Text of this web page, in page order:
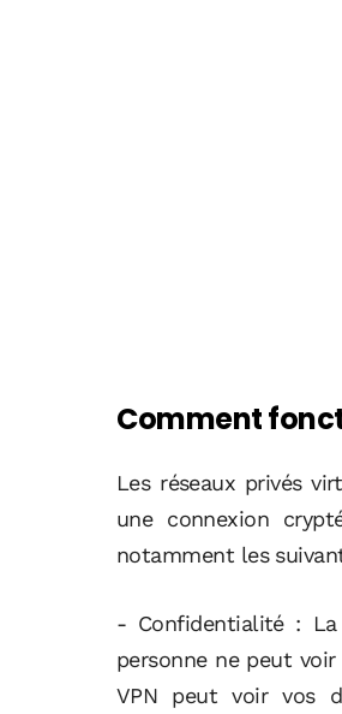
Comment
Les réseaux privés
une connexion
notamment les
- Confidentialité : La
personne ne peut
VPN peut voir vos